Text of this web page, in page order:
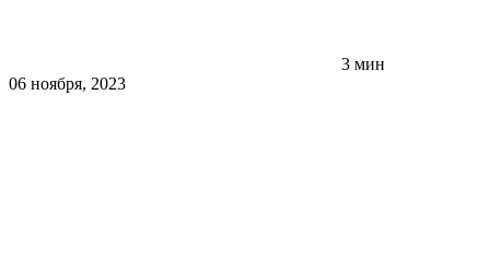
3 мин
06 ноября, 2023